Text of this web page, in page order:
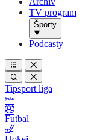
TV program
Športy
Podcasty
Tipsport liga
Futbal